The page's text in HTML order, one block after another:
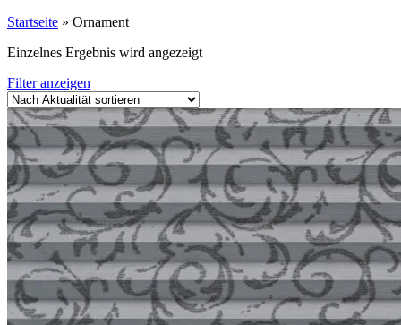
Startseite » Ornament
Einzelnes Ergebnis wird angezeigt
Filter anzeigen